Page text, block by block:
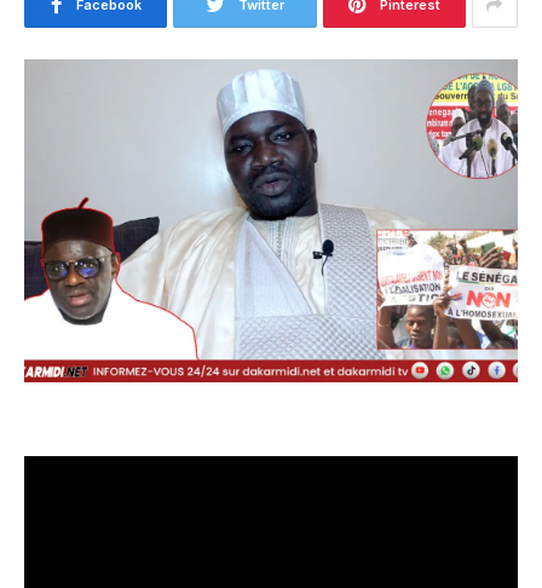
Facebook Twitter Pinterest